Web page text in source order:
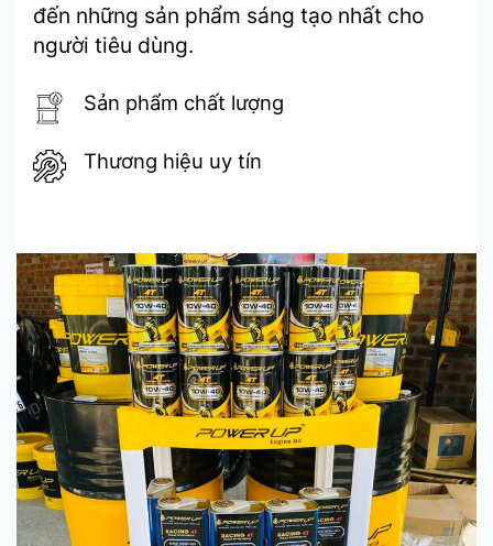
đến những sản phẩm sáng tạo nhất cho
người tiêu dùng.
Sản phẩm chất lượng
Thương hiệu uy tín